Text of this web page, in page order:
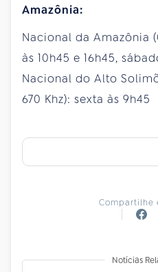
Amazônia:
Nacional da Amazônia
às 10h45 e 16h45,
Nacional do Alto
670 Khz): sexta às 9h45
Compartilhe
Notícias